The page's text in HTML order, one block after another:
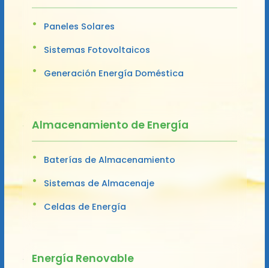
Paneles Solares
Sistemas Fotovoltaicos
Generación Energía Doméstica
Almacenamiento de Energía
Baterías de Almacenamiento
Sistemas de Almacenaje
Celdas de Energía
Energía Renovable